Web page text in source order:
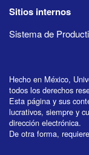
Sitios internos
Sistema de
Hecho en México,
todos los derechos
Esta página y sus
lucrativos, siempre y
dirección electrónica.
De otra forma,